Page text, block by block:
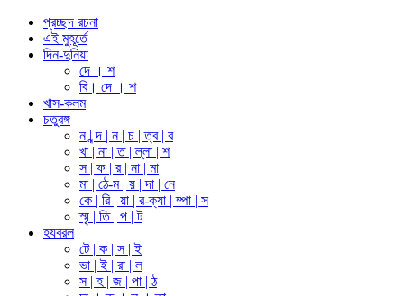
প্রচ্ছদ রচনা
এই মুহূর্তে
দিন-দুনিয়া
দে । শ
বি। দে । শ
খাস-কলম
চতুরঙ্গ
ন | ন্দ | ন | চ | ত্ব | র
খা | না | ত | ল্লা | শ
স | ফ | র | না | মা
মা | ঠে-ম | য় | দা | নে
কে | রি | য়া | র-ক্যা | ম্পা | স
স্মৃ | তি | প | ট
হযবরল
টে | ক | স | ই
ভা | ই | রা | ল
স | হ | জ | পা | ঠ